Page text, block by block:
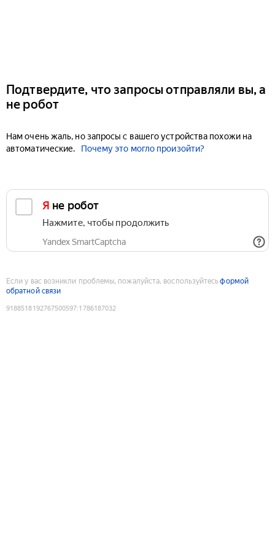
Подтвердите, что запросы отправляли вы, а
не робот
Нам очень жаль, но запросы с вашего устройства похожи на
автоматические.
Почему это могло произойти?
Я не робот
Нажмите, чтобы продолжить
Yandex SmartCaptcha
Если у вас возникли проблемы, пожалуйста, воспользуйтесьформой
обратной связи
9188518192767500597:1786187032